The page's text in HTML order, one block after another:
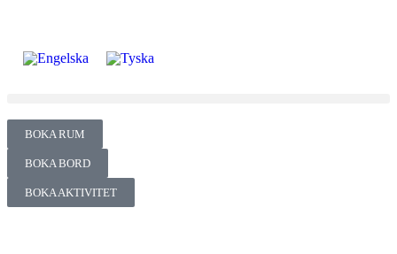
BOKA RUM
BOKA BORD
BOKA AKTIVITET